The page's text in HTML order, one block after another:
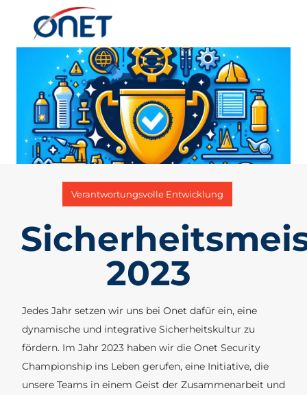
Verantwortungsvolle Entwicklung
2023
Jedes Jahr setzen wir uns bei Onet dafür ein, eine
dynamische und integrative Sicherheitskultur zu
fördern. Im Jahr 2023 haben wir die Onet Security
Championship ins Leben gerufen, eine Initiative, die
unsere Teams in einem Geist der Zusammenarbeit und